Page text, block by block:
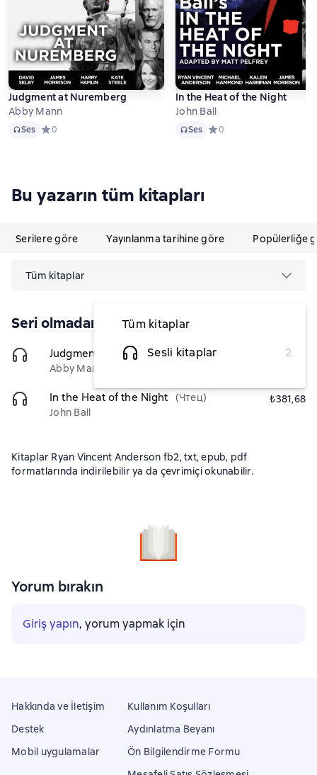
Judgment at Nuremberg
Abby Mann
SesSes Средний рейтинг 0 на основе 0 оценок
0
In the Heat of the Night
John Ball
SesSes Средний рейтинг 0 на
0
Bu yazarın tüm kitapları
Serilere göre Yayınlanma tarihine göre Popülerliğe
Tüm kitaplar
Tüm kitaplar
Sesli kitaplar
2
Seri olmadan
Judgment at Nuremberg (Чтец)
Abby Mann
₺381,68
In the Heat of the Night
(Чтец)
John Ball
₺381,68
Kitaplar Ryan Vincent Anderson fb2, txt, epub, pdf
formatlarında indirilebilir ya da çevrimiçi okunabilir.
Yorum bırakın
Giriş yapın, yorum yapmak için
Hakkında ve İletişim
Destek
Mobil uygulamalar
Kullanım Koşulları
Aydınlatma Beyanı
Ön Bilgilendirme Formu